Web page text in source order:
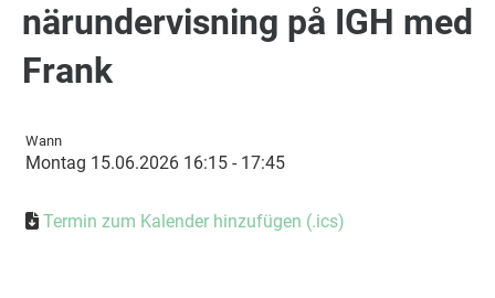
närundervisning på IGH med
Frank
Wann
Montag 15.06.2026 16:15 - 17:45
Termin zum Kalender hinzufügen (.ics)